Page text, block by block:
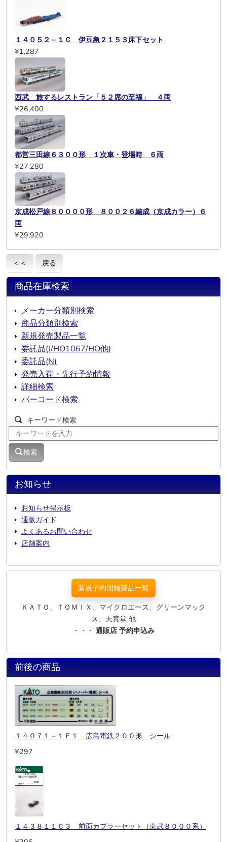
１４０５２－１Ｃ 伊豆急２１５３床下セット
¥1,287
西武 旅するレストラン「５２席の至福」 ４両
¥26,400
都営三田線６３００形 １次車・登場時 ６両
¥27,280
京成松戸線８００００形 ８００２６編成（京成カラー）６
両
¥29,920
＜＜ 戻る
お知らせ
お知らせ掲示板
通販ガイド
よくあるお問い合わせ
店舗案内
商品在庫検索
メーカー分類別検索
商品分類別検索
新規発売製品一覧
委託品(J/HO1067/HO他)
委託品(N)
発売入荷・先行予約情報
詳細検索
バーコード検索
キーワード検索
検索
新規予約開始製品一覧
ＫＡＴＯ、ＴＯＭＩＸ、マイクロエース、グリーンマック
ス、天賞堂 他
・・・ 通販店 予約申込み
前後の商品
１４０７１－１Ｅ１ 広島電鉄２００形 シール
¥297
１４３８１１Ｃ３ 前面カプラーセット（東武８０００系）